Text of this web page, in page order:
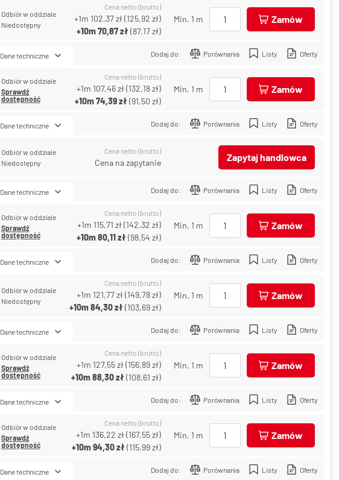
Odbiór w oddziale
Niedostępny
Cena netto (brutto)
+1m 102,37 zł(125,92 zł)
+10m70,87 zł(87,17 zł)
Min. 1 m Zamów
Dodaj do: Porównania Listy Oferty
Dane techniczne
Odbiór w oddziale
Sprawdź
dostępność
Cena netto (brutto)
+1m 107,46 zł(132,18 zł)
+10m74,39 zł(91,50 zł)
Min. 1 m Zamów
Dodaj do: Porównania Listy Oferty
Dane techniczne
Odbiór w oddziale
Niedostępny
Cena netto (brutto)
Cena na zapytanie Zapytaj handlowca
Dodaj do: Porównania Listy Oferty
Dane techniczne
Odbiór w oddziale
Sprawdź
dostępność
Cena netto (brutto)
+1m 115,71 zł(142,32 zł)
+10m80,11 zł(98,54 zł)
Min. 1 m Zamów
Dodaj do: Porównania Listy Oferty
Dane techniczne
Odbiór w oddziale
Niedostępny
Cena netto (brutto)
+1m 121,77 zł(149,78 zł)
+10m84,30 zł(103,69 zł)
Min. 1 m Zamów
Dodaj do: Porównania Listy Oferty
Dane techniczne
Odbiór w oddziale
Sprawdź
dostępność
Cena netto (brutto)
+1m 127,55 zł(156,89 zł)
+10m88,30 zł(108,61 zł)
Min. 1 m Zamów
Dodaj do: Porównania Listy Oferty
Dane techniczne
Odbiór w oddziale
Sprawdź
dostępność
Cena netto (brutto)
+1m 136,22 zł(167,55 zł)
+10m94,30 zł(115,99 zł)
Min. 1 m Zamów
Dodaj do: Porównania Listy Oferty
Dane techniczne